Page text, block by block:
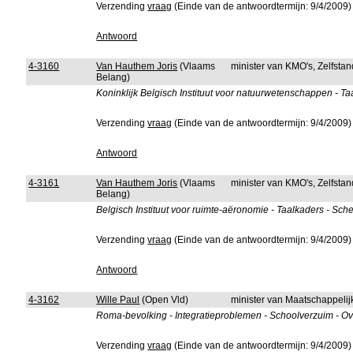
Verzendingvraag (Einde van de antwoordtermijn: 9/4/2009)
Antwoord
4-3160 Van Hauthem Joris (Vlaams
Belang)
minister van KMO's,
Koninklijk Belgisch Instituut voor natuurwetenschappen -
Verzendingvraag (Einde van de antwoordtermijn: 9/4/2009)
Antwoord
4-3161 Van Hauthem Joris (Vlaams
Belang)
minister van KMO's,
Belgisch Instituut voor ruimte-aëronomie - Taalkaders -
Verzendingvraag (Einde van de antwoordtermijn: 9/4/2009)
Antwoord
4-3162 Wille Paul (Open Vld)
minister van
Roma-bevolking - Integratieproblemen - Schoolverzuim -
Verzendingvraag (Einde van de antwoordtermijn: 9/4/2009)